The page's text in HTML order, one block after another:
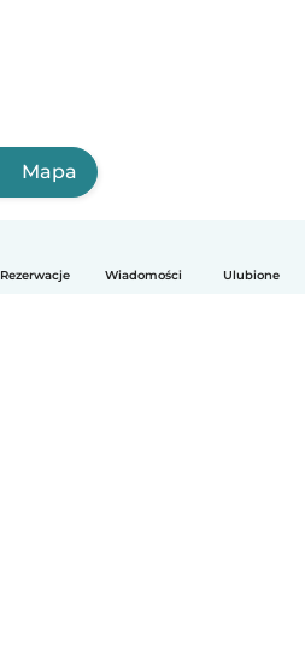
Rezerwacje Wiadomości Ulubione
Mapa